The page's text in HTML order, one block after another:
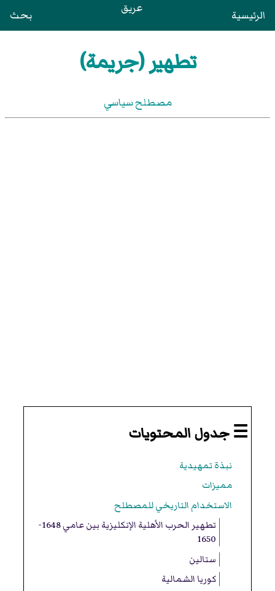
الرئيسية عريق بحث
تطهير (جريمة)
مصطلح سياسي
☰ جدول المحتويات
نبذة تمهيدية
مميزات
الاستخدام التاريخي للمصطلح
تطهير الحرب الأهلية الإنكليزية بين عامي 1648-
1650
ستالين
كوريا الشمالية